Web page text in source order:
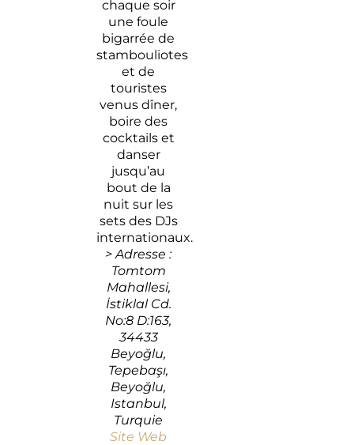
chaque soir
une foule
bigarrée de
stambouliotes
et de
touristes
venus dîner,
boire des
cocktails et
danser
jusqu’au
bout de la
nuit sur les
sets des DJs
internationaux.
> Adresse :
Tomtom
Mahallesi,
İstiklal Cd.
No:8 D:163,
34433
Beyoğlu,
Tepebaşı,
Beyoğlu,
Istanbul,
Turquie
Site Web